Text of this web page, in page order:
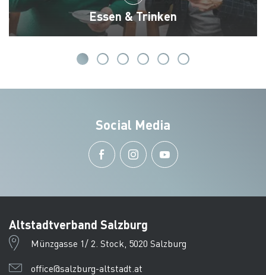
Essen & Trinken
Social Media
Altstadtverband Salzburg
Münzgasse 1/ 2. Stock, 5020 Salzburg
office@salzburg-altstadt.at